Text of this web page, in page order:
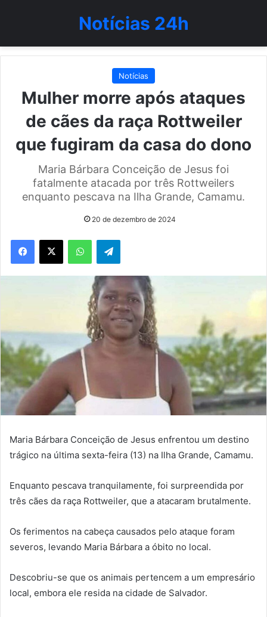
Notícias 24h
Notícias
Mulher morre após ataques
de cães da raça Rottweiler
que fugiram da casa do dono
Maria Bárbara Conceição de Jesus foi
fatalmente atacada por três Rottweilers
enquanto pescava na Ilha Grande, Camamu.
20 de dezembro de 2024
WhatsAppTelegram
Maria Bárbara Conceição de Jesus enfrentou um destino
trágico na última sexta-feira (13) na Ilha Grande, Camamu.
Enquanto pescava tranquilamente, foi surpreendida por
três cães da raça Rottweiler, que a atacaram brutalmente.
Os ferimentos na cabeça causados pelo ataque foram
severos, levando Maria Bárbara a óbito no local.
Descobriu-se que os animais pertencem a um empresário
local, embora ele resida na cidade de Salvador.